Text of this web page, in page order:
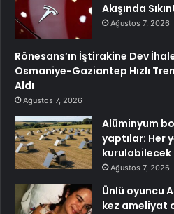
Akışında
Ağustos 7, 2026
Rönesans’ın İştirakine Dev
Osmaniye-Gaziantep Hızlı
Aldı
Ağustos 7, 2026
Alüminyum
yaptılar: Her
kurulabilecek
Ağustos 7, 2026
Ünlü oyuncu
kez ameliyat